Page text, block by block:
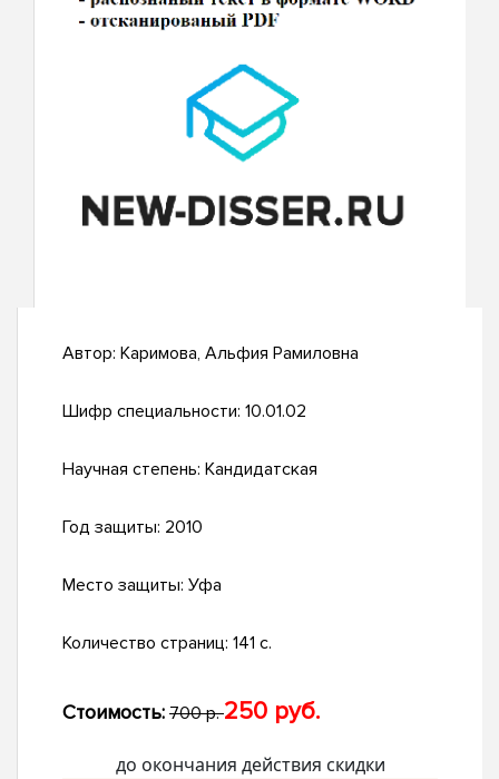
Автор: Каримова, Альфия Рамиловна
Шифр специальности: 10.01.02
Научная степень: Кандидатская
Год защиты: 2010
Место защиты: Уфа
Количество страниц: 141 с.
Стоимость: 700 р.250 руб.
до окончания действия скидки